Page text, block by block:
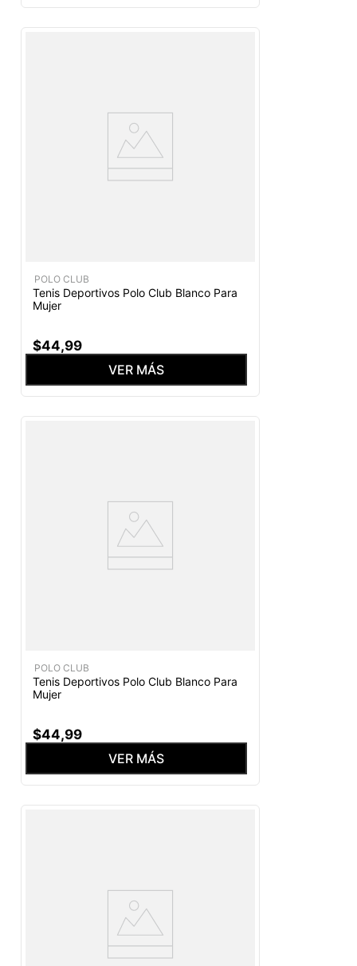
POLO CLUB
Tenis Deportivos Polo Club Blanco Para
Mujer
$44,99
VER MÁS
POLO CLUB
Tenis Deportivos Polo Club Blanco Para
Mujer
$44,99
VER MÁS